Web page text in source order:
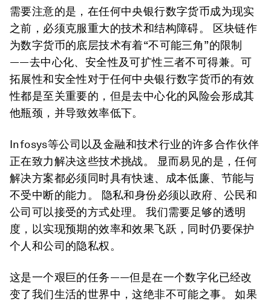
需要注意的是，在任何中央银行数字货币成为现实
之前，必须克服重大的技术和结构障碍。 区块链作
为数字货币的底层技术有着“不可能三角”的限制
——去中心化、安全性及可扩性三者不可得兼。可
拓展性和安全性对于任何中央银行数字货币的有效
性都是至关重要的，但是去中心化的风险会形成其
他瓶颈，并导致效率低下。
Infosys等公司以及金融和技术行业的许多合作伙伴
正在致力解决这些技术挑战。 显而易见的是，任何
解决方案都必须同时具有快速、成本低廉、节能与
不受中断的能力。 隐私和身份必须以政府、公民和
公司可以接受的方式处理。 我们需要足够的透明
度，以实现预期的效率和效果飞跃，同时仍要保护
个人和公司的隐私权。
这是一个艰巨的任务——但是在一个数字化已经改
变了我们生活的世界中，这绝非不可能之事。 如果